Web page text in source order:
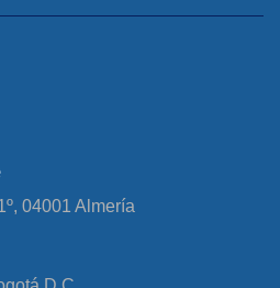
04001 Almería